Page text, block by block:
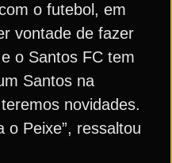
o futebol, em
vontade de fazer
o Santos FC tem
Santos na
novidades.
o Peixe”, ressaltou